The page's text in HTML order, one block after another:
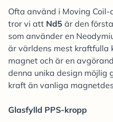
Ofta använd i Moving
tror vi att Nd5 är den
som använder en
är världens mest kraftfulla
magnet och är en
denna unika design möjlig
kraft än vanliga
Glasfylld PPS-kropp